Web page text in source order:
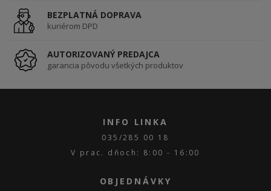
BEZPLATNÁ DOPRAVA
kuriérom DPD
AUTORIZOVANÝ PREDAJCA
garancia pôvodu všetkých produktov
INFO LINKA
035/285 00 18
V prac. dňoch: 8:00 - 16:00
OBJEDNÁVKY